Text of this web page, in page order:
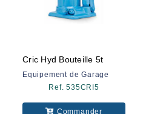
Cric Hyd Bouteille 5t
Equipement de Garage
Ref. 535CRI5
Commander